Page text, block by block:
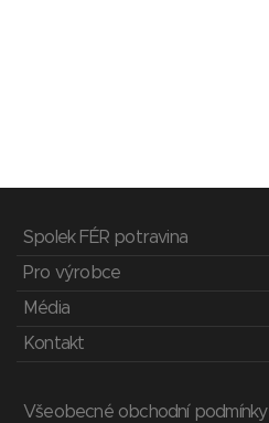
Spolek FÉR potravina
Pro výrobce
Média
Kontakt
Všeobecné obchodní podmínky